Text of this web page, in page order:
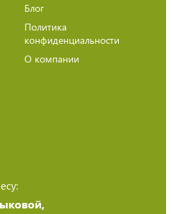
Блог
Политика
конфиденциальности
О компании